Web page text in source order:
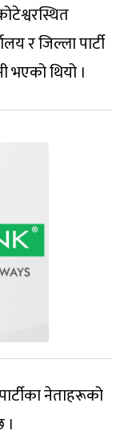
र जिल्ला पार्टी
थियो ।
नेताहरूको